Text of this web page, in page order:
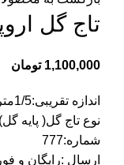
تاج گل
1,100,000 تومان
اندازه تقریبی:1/5متربه بالا
نوع تاج گل( پایه
شماره:777
ارسال :رایگان و